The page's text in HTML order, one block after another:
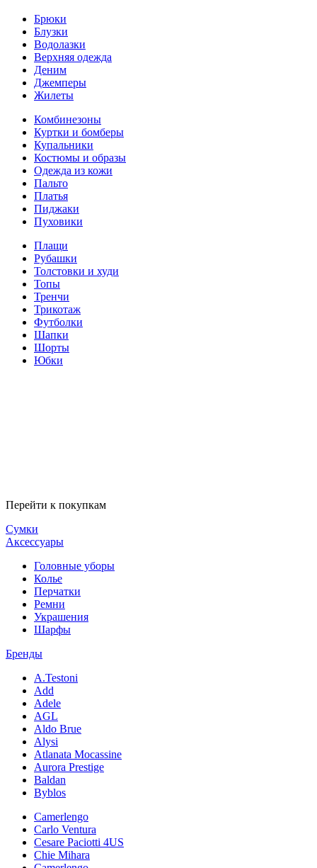
Брюки
Блузки
Водолазки
Верхняя одежда
Деним
Джемперы
Жилеты
Комбинезоны
Куртки и бомберы
Купальники
Костюмы и образы
Одежда из кожи
Пальто
Платья
Пиджаки
Пуховики
Плащи
Рубашки
Толстовки и худи
Топы
Тренчи
Трикотаж
Футболки
Шапки
Шорты
Юбки
Перейти к покупкам
Сумки
Аксессуары
Головные уборы
Колье
Перчатки
Ремни
Украшения
Шарфы
Бренды
A.Testoni
Add
Adele
AGL
Aldo Brue
Alysi
Atlanata Mocassine
Aurora Prestige
Baldan
Byblos
Camerlengo
Carlo Ventura
Cesare Paciotti 4US
Chie Mihara